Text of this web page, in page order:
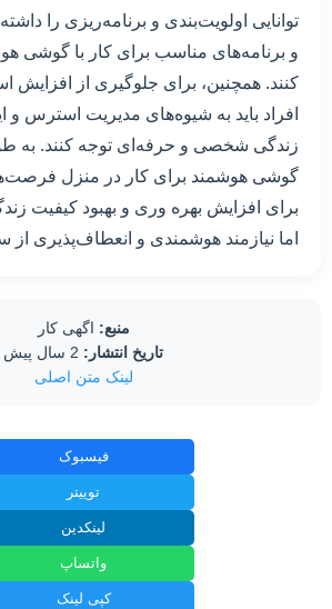
توانایی اولویت‌بندی و برنامه‌ریزی را داشته
و برنامه‌های مناسب برای کار با گوشی
کنند. همچنین، برای جلوگیری از
افراد باید به شیوه‌های مدیریت استرس و
زندگی شخصی و حرفه‌ای توجه کنند. به
گوشی هوشمند برای کار در منزل
برای افزایش بهره وری و بهبود کیفیت
اما نیازمند هوشمندی و انعطاف‌پذیری
منبع: اگهی کار
تاریخ انتشار:
لینک متن اصلی
فیسبوک
توییتر
لینکدین
واتساپ
کپی لینک